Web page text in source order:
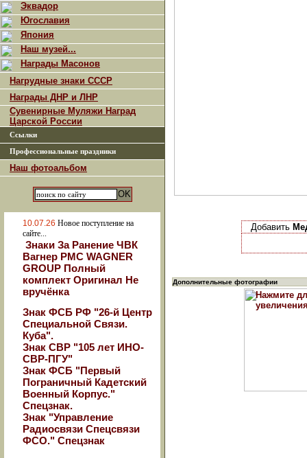
Эквадор
Югославия
Япония
Наш музей...
Награды Масонов
Нагрудные знаки СССР
Награды ДНР и ЛНР
Сувенирные Муляжи Наград
Царской России
Ссылки
Профессиональные праздники
Наш фотоальбом
10.07.26 Новое поступление на
сайте...
Знаки За Ранение ЧВК
Вагнер РМС WAGNER
GROUP Полный
комплект Оригинал Не
вручёнка
Знак ФСБ РФ "26-й Центр
Специальной Связи.
Куба".
Знак СВР "105 лет ИНО-
СВР-ПГУ"
Знак ФСБ "Первый
Пограничный Кадетский
Военный Корпус."
Спецзнак.
Знак "Управление
Радиосвязи Спецсвязи
ФСО." Спецзнак
Добавить
Дополнительные фотографии